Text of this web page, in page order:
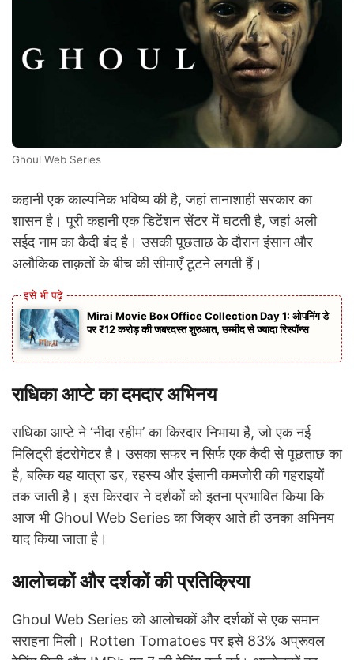
Ghoul Web Series
कहानी एक काल्पनिक भविष्य की है, जहां तानाशाही सरकार का
शासन है। पूरी कहानी एक डिटेंशन सेंटर में घटती है, जहां अली
सईद नाम का कैदी बंद है। उसकी पूछताछ के दौरान इंसान और
अलौकिक ताक़तों के बीच की सीमाएँ टूटने लगती हैं।
Mirai Movie Box Office Collection Day 1: ओपनिंग डे
पर ₹12 करोड़ की जबरदस्त शुरुआत, उम्मीद से ज्यादा रिस्पॉन्स
राधिका आप्टे का दमदार अभिनय
राधिका आप्टे ने ‘नीदा रहीम’ का किरदार निभाया है, जो एक नई
मिलिट्री इंटरोगेटर है। उसका सफर न सिर्फ एक कैदी से पूछताछ का
है, बल्कि यह यात्रा डर, रहस्य और इंसानी कमजोरी की गहराइयों
तक जाती है। इस किरदार ने दर्शकों को इतना प्रभावित किया कि
आज भी Ghoul Web Series का जिक्र आते ही उनका अभिनय
याद किया जाता है।
आलोचकों और दर्शकों की प्रतिक्रिया
Ghoul Web Series को आलोचकों और दर्शकों से एक समान
सराहना मिली। Rotten Tomatoes पर इसे 83% अप्रूवल